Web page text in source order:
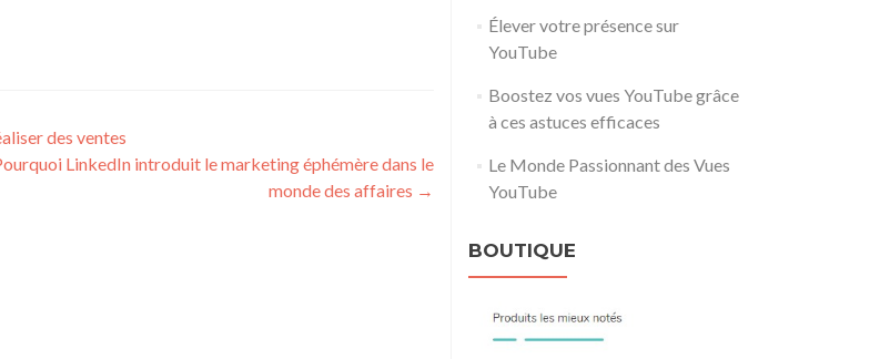
des ventes
LinkedIn introduit le marketing éphémère dans le
monde des affaires →
Élever votre présence sur
YouTube
Boostez vos vues YouTube grâce
à ces astuces efficaces
Le Monde Passionnant des Vues
YouTube
BOUTIQUE